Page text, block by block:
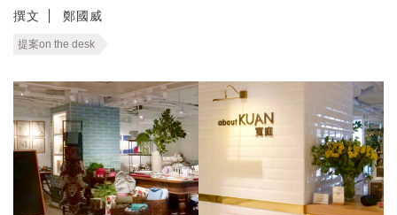
撰文 鄭國威
提案on the desk